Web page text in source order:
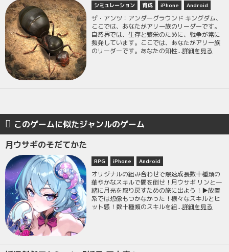
シミュレーション 育成 iPhone Android
ザ・アンツ：アンダーグラウンド キングダム、
ここでは、あなたがアリ一族のリーダーです。
自然界では、生存と繁栄のために、戦争が常に
頻発しています。ここでは、あなたがアリ一族
のリーダーです。あなたの知性...詳細を見る
このゲームに似たジャンルのゲーム
月ウサギのそだてかた
RPG iPhone Android
オリジナルの組み合わせで爆速成長数十種類の
華やかなスキルで闇を倒せ！月ウサギ リンと一
緒に月光を取り戻すための旅に出よう！▶放置
系では想像もつかなかった！様々なスキルとヒ
ット感！数十種類のスキルを組...詳細を見る